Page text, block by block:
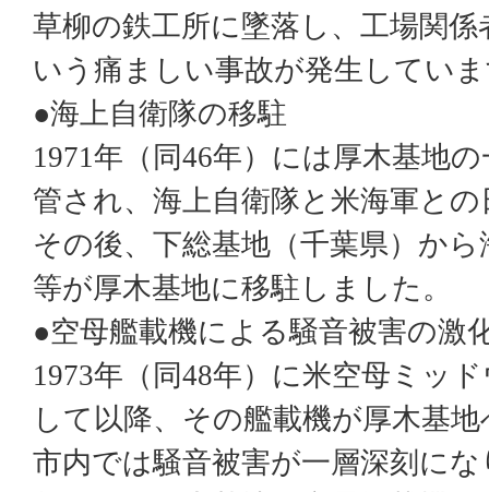
草柳の鉄工所に墜落し、工場関
いう痛ましい事故が発生してい
●海上自衛隊の移駐
1971年（同46年）には厚木基地
管され、海上自衛隊と米海軍と
その後、下総基地（千葉県）から
等が厚木基地に移駐しました。
●空母艦載機による騒音被害の激
1973年（同48年）に米空母ミッ
して以降、その艦載機が厚木基
市内では騒音被害が一層深刻に